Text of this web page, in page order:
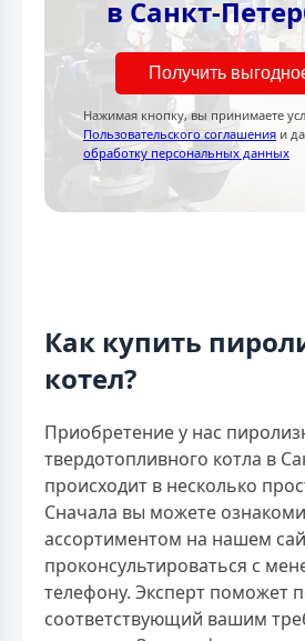
в Санкт-
Получить
Нажимая кнопку, вы принимаете
Пользовательского соглашения и
обработку персональных данных
Как купить
котел?
Приобретение у нас
твердотопливного котла в
происходит в несколько
Сначала вы можете
ассортиментом на нашем
проконсультироваться с
телефону. Эксперт поможет
соответствующий вашим